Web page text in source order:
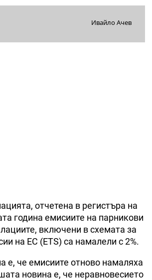
Ивайло Ачев
отчетена в регистъра на
година емисиите на парникови
включени в схемата за
на ЕС (ETS) са намалели с2%.
е, че емисиите отново намаляха
новина е, че неравновесието